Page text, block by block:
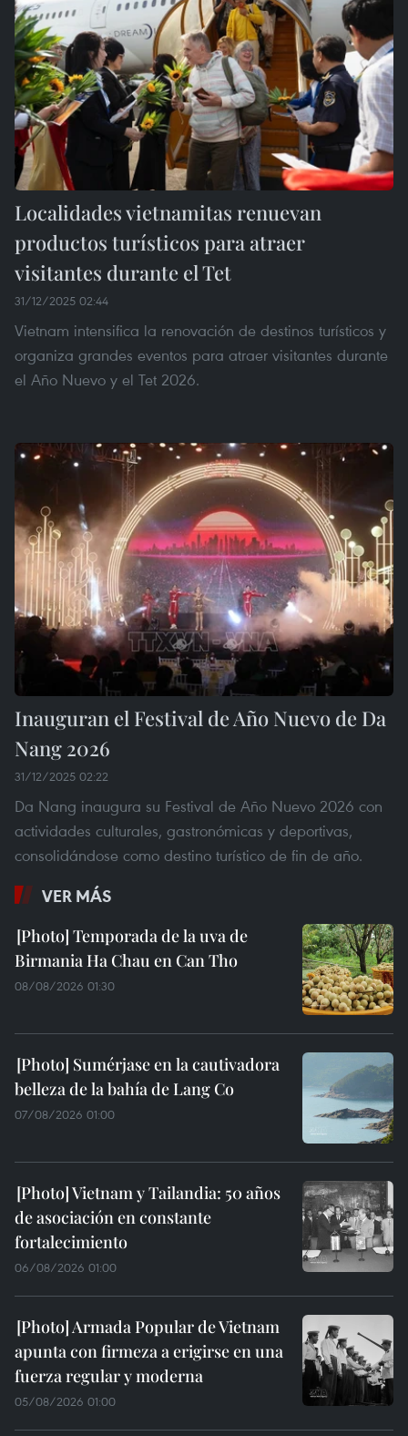
Localidades vietnamitas renuevan
productos turísticos para atraer
visitantes durante el Tet
31/12/2025 02:44
Vietnam intensifica la renovación de destinos turísticos y
organiza grandes eventos para atraer visitantes durante
el Año Nuevo y el Tet 2026.
Inauguran el Festival de Año Nuevo de Da
Nang 2026
31/12/2025 02:22
Da Nang inaugura su Festival de Año Nuevo 2026 con
actividades culturales, gastronómicas y deportivas,
consolidándose como destino turístico de fin de año.
VER MÁS
Temporada de la uva de
Birmania Ha Chau en Can Tho
08/08/2026 01:30
Sumérjase en la cautivadora
belleza de la bahía de Lang Co
07/08/2026 01:00
Vietnam y Tailandia: 50 años
de asociación en constante
fortalecimiento
06/08/2026 01:00
Armada Popular de Vietnam
apunta con firmeza a erigirse en una
fuerza regular y moderna
05/08/2026 01:00